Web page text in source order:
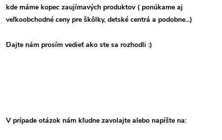
kde máme kopec zaujímavých produktov ( ponúkame aj
veľkoobchodné ceny pre škôlky, detské centrá a podobne...)
Dajte nám prosím vedieť ako ste sa rozhodli :)
V prípade otázok nám kľudne zavolajte alebo napíšte na: